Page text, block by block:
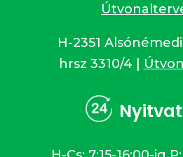
H-2351
hrsz 3310/4 |